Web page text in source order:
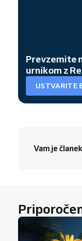
Prevzemite
urnikom z
USTVARITE
Vam je